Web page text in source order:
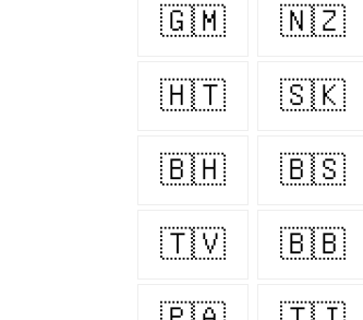
🇬🇲 🇳🇿
🇭🇹 🇸🇰
🇧🇭 🇧🇸
🇹🇻 🇧🇧